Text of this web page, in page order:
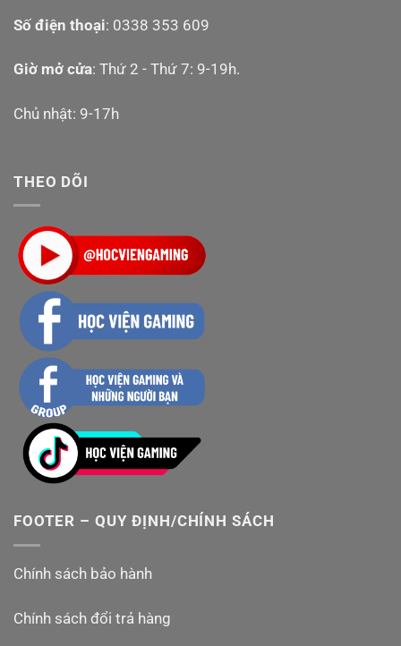
Số điện thoại: 0338 353 609
Giờ mở cửa: Thứ 2 - Thứ 7: 9-19h.
Chủ nhật: 9-17h
THEO DÕI
FOOTER – QUY ĐỊNH/CHÍNH SÁCH
Chính sách bảo hành
Chính sách đổi trả hàng